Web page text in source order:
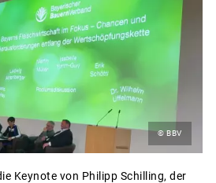
© BBV
Keynote von Philipp Schilling, der